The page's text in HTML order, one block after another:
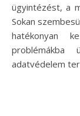
ügyintézést, a
Sokan
hatékonyan
adatvédelem